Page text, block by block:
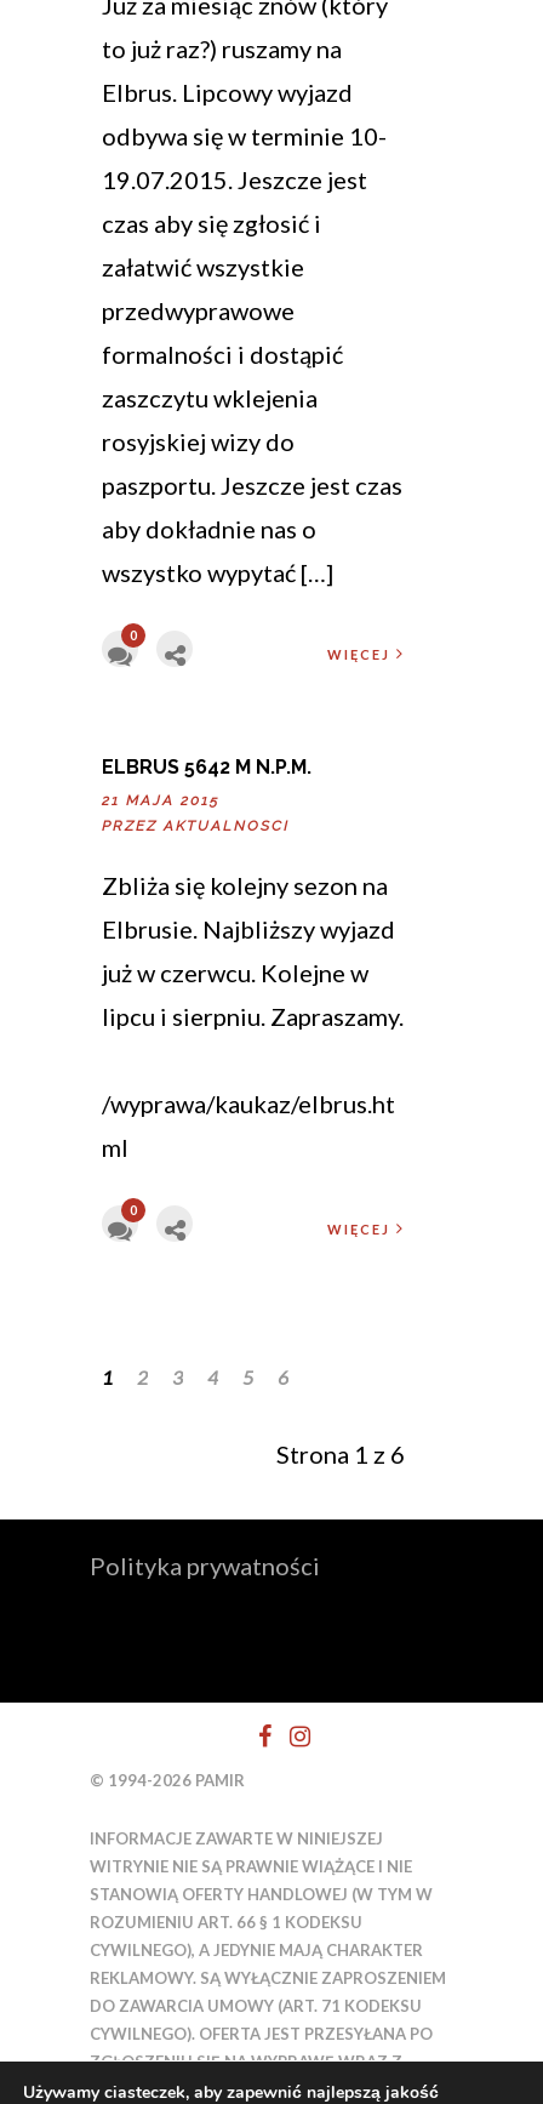
to już raz?) ruszamy na
Elbrus. Lipcowy wyjazd
odbywa się w terminie 10-
19.07.2015. Jeszcze jest
czas aby się zgłosić i
załatwić wszystkie
przedwyprawowe
formalności i dostąpić
zaszczytu wklejenia
rosyjskiej wizy do
paszportu. Jeszcze jest czas
aby dokładnie nas o
wszystko wypytać […]
0
WIĘCEJ
ELBRUS 5642 M N.P.M.
21 MAJA 2015
PRZEZ AKTUALNOSCI
Zbliża się kolejny sezon na
Elbrusie. Najbliższy wyjazd
już w czerwcu. Kolejne w
lipcu i sierpniu. Zapraszamy.
/wyprawa/kaukaz/elbrus.ht
ml
0
WIĘCEJ
1 2 3 4 5 6
Strona 1 z 6
Polityka prywatności
© 1994-2026 PAMIR
INFORMACJE ZAWARTE W NINIEJSZEJ
WITRYNIE NIE SĄ PRAWNIE WIĄŻĄCE I NIE
STANOWIĄ OFERTY HANDLOWEJ (W TYM W
ROZUMIENIU ART. 66 § 1 KODEKSU
CYWILNEGO), A JEDYNIE MAJĄ CHARAKTER
REKLAMOWY. SĄ WYŁĄCZNIE ZAPROSZENIEM
DO ZAWARCIA UMOWY (ART. 71 KODEKSU
CYWILNEGO). OFERTA JEST PRZESYŁANA PO
ZGŁOSZENIU SIĘ NA WYPRAWĘ WRAZ Z
UMOWĄ.
Używamy ciasteczek, aby zapewnić najlepszą jakość